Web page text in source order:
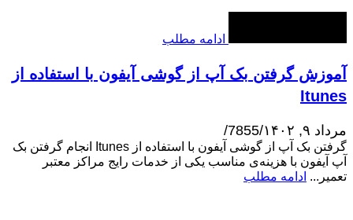
ادامه مطلب
آموزش گرفتن بک آپ از گوشی آیفون با استفاده از
Itunes
مرداد ۹, ۱۴۰۲ /
7855
/
گرفتن بک آپ از گوشی آیفون با استفاده از Itunes انجام گرفتن بک
آپ آیفون با هزینه‌ی مناسب یکی از خدمات رایج مراکز معتبر
تعمیر... ادامه مطلب